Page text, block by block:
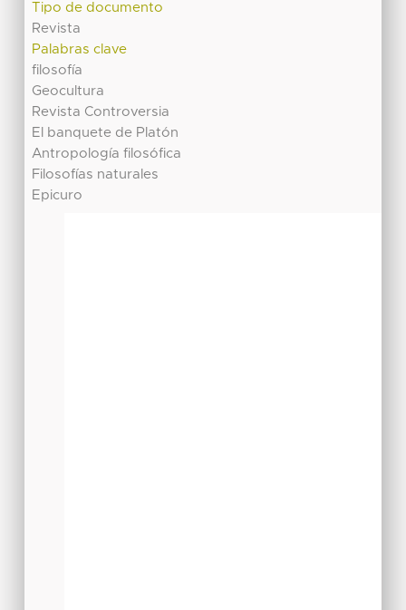
Tipo de documento
Revista
Palabras clave
filosofía
Geocultura
Revista Controversia
El banquete de Platón
Antropología filosófica
Filosofías naturales
Epicuro